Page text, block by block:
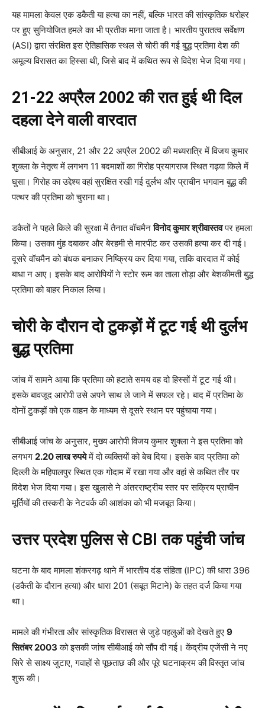
यह मामला केवल एक डकैती या हत्या का नहीं, बल्कि भारत की सांस्कृतिक धरोहर
पर हुए सुनियोजित हमले का भी प्रतीक माना जाता है। भारतीय पुरातत्व सर्वेक्षण
(ASI) द्वारा संरक्षित इस ऐतिहासिक स्थल से चोरी की गई बुद्ध प्रतिमा देश की
अमूल्य विरासत का हिस्सा थी, जिसे बाद में कथित रूप से विदेश भेज दिया गया।
21-22 अप्रैल 2002 की रात हुई थी दिल
दहला देने वाली वारदात
सीबीआई के अनुसार, 21 और 22 अप्रैल 2002 की मध्यरात्रि में विजय कुमार
शुक्ला के नेतृत्व में लगभग 11 बदमाशों का गिरोह प्रयागराज स्थित गढ़वा किले में
घुसा। गिरोह का उद्देश्य वहां सुरक्षित रखी गई दुर्लभ और प्राचीन भगवान बुद्ध की
पत्थर की प्रतिमा को चुराना था।
डकैतों ने पहले किले की सुरक्षा में तैनात वॉचमैनविनोद कुमार श्रीवास्तवपर हमला
किया। उसका मुंह दबाकर और बेरहमी से मारपीट कर उसकी हत्या कर दी गई।
दूसरे वॉचमैन को बंधक बनाकर निष्क्रिय कर दिया गया, ताकि वारदात में कोई
बाधा न आए। इसके बाद आरोपियों ने स्टोर रूम का ताला तोड़ा और बेशकीमती बुद्ध
प्रतिमा को बाहर निकाल लिया।
चोरी के दौरान दो टुकड़ों में टूट गई थी दुर्लभ
बुद्ध प्रतिमा
जांच में सामने आया कि प्रतिमा को हटाते समय वह दो हिस्सों में टूट गई थी।
इसके बावजूद आरोपी उसे अपने साथ ले जाने में सफल रहे। बाद में प्रतिमा के
दोनों टुकड़ों को एक वाहन के माध्यम से दूसरे स्थान पर पहुंचाया गया।
सीबीआई जांच के अनुसार, मुख्य आरोपी विजय कुमार शुक्ला ने इस प्रतिमा को
लगभग 2.20 लाख रुपयेमें दो व्यक्तियों को बेच दिया। इसके बाद प्रतिमा को
दिल्ली के महिपालपुर स्थित एक गोदाम में रखा गया और वहां से कथित तौर पर
विदेश भेज दिया गया। इस खुलासे ने अंतरराष्ट्रीय स्तर पर सक्रिय प्राचीन
मूर्तियों की तस्करी के नेटवर्क की आशंका को भी मजबूत किया।
उत्तर प्रदेश पुलिस से CBI तक पहुंची जांच
घटना के बाद मामला शंकरगढ़ थाने में भारतीय दंड संहिता (IPC) की धारा 396
(डकैती के दौरान हत्या) और धारा 201 (सबूत मिटाने) के तहत दर्ज किया गया
था।
मामले की गंभीरता और सांस्कृतिक विरासत से जुड़े पहलुओं को देखते हुए 9
सितंबर 2003 को इसकी जांच सीबीआई को सौंप दी गई। केंद्रीय एजेंसी ने नए
सिरे से साक्ष्य जुटाए, गवाहों से पूछताछ की और पूरे घटनाक्रम की विस्तृत जांच
शुरू की।